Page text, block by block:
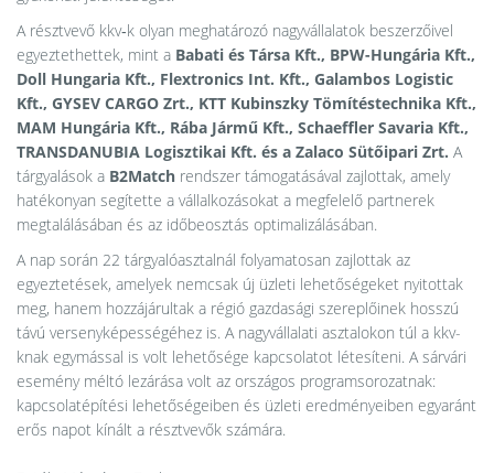
A résztvevő kkv‑k olyan meghatározó nagyvállalatok beszerzőivel
egyeztethettek, mint a Babati és Társa Kft., BPW-Hungária Kft.,
Doll Hungaria Kft., Flextronics Int. Kft., Galambos Logistic
Kft., GYSEV CARGO Zrt., KTT Kubinszky Tömítéstechnika Kft.,
MAM Hungária Kft., Rába Jármű Kft., Schaeffler Savaria Kft.,
TRANSDANUBIA Logisztikai Kft. és a Zalaco Sütőipari Zrt. A
tárgyalások a B2Match rendszer támogatásával zajlottak, amely
hatékonyan segítette a vállalkozásokat a megfelelő partnerek
megtalálásában és az időbeosztás optimalizálásában.
A nap során 22 tárgyalóasztalnál folyamatosan zajlottak az
egyeztetések, amelyek nemcsak új üzleti lehetőségeket nyitottak
meg, hanem hozzájárultak a régió gazdasági szereplőinek hosszú
távú versenyképességéhez is. A nagyvállalati asztalokon túl a kkv-
knak egymással is volt lehetősége kapcsolatot létesíteni. A sárvári
esemény méltó lezárása volt az országos programsorozatnak:
kapcsolatépítési lehetőségeiben és üzleti eredményeiben egyaránt
erős napot kínált a résztvevők számára.